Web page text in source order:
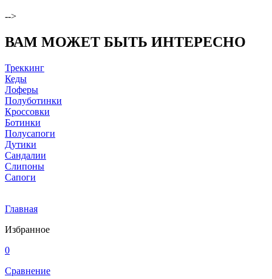
-->
ВАМ МОЖЕТ БЫТЬ ИНТЕРЕСНО
Треккинг
Кеды
Лоферы
Полуботинки
Кроссовки
Ботинки
Полусапоги
Дутики
Сандалии
Слипоны
Сапоги
Главная
Избранное
0
Сравнение